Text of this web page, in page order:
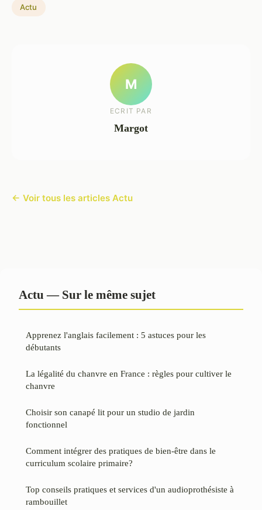
Actu
M
ECRIT PAR
Margot
← Voir tous les articles Actu
Actu — Sur le même sujet
Apprenez l'anglais facilement : 5 astuces pour les
débutants
La légalité du chanvre en France : règles pour cultiver le
chanvre
Choisir son canapé lit pour un studio de jardin
fonctionnel
Comment intégrer des pratiques de bien-être dans le
curriculum scolaire primaire?
Top conseils pratiques et services d'un audioprothésiste à
rambouillet